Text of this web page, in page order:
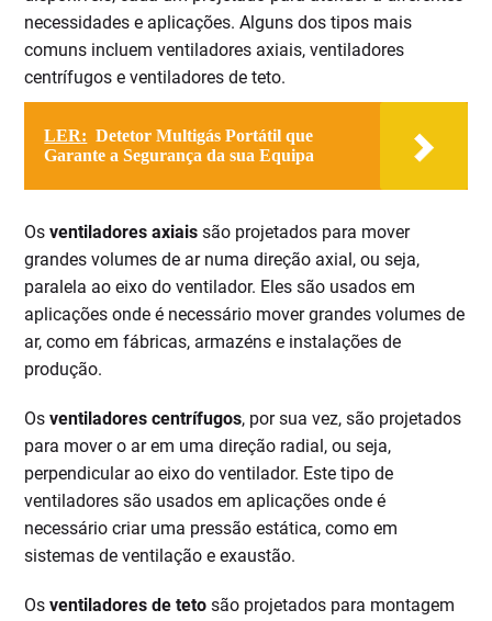
necessidades e aplicações. Alguns dos tipos mais
comuns incluem ventiladores axiais, ventiladores
centrífugos e ventiladores de teto.
LER: Detetor Multigás Portátil que
Garante a Segurança da sua Equipa
Osventiladores axiais são projetados para mover
grandes volumes de ar numa direção axial, ou seja,
paralela ao eixo do ventilador. Eles são usados em
aplicações onde é necessário mover grandes volumes de
ar, como em fábricas, armazéns e instalações de
produção.
Osventiladores centrífugos, por sua vez, são projetados
para mover o ar em uma direção radial, ou seja,
perpendicular ao eixo do ventilador. Este tipo de
ventiladores são usados em aplicações onde é
necessário criar uma pressão estática, como em
sistemas de ventilação e exaustão.
Osventiladores de teto são projetados para montagem